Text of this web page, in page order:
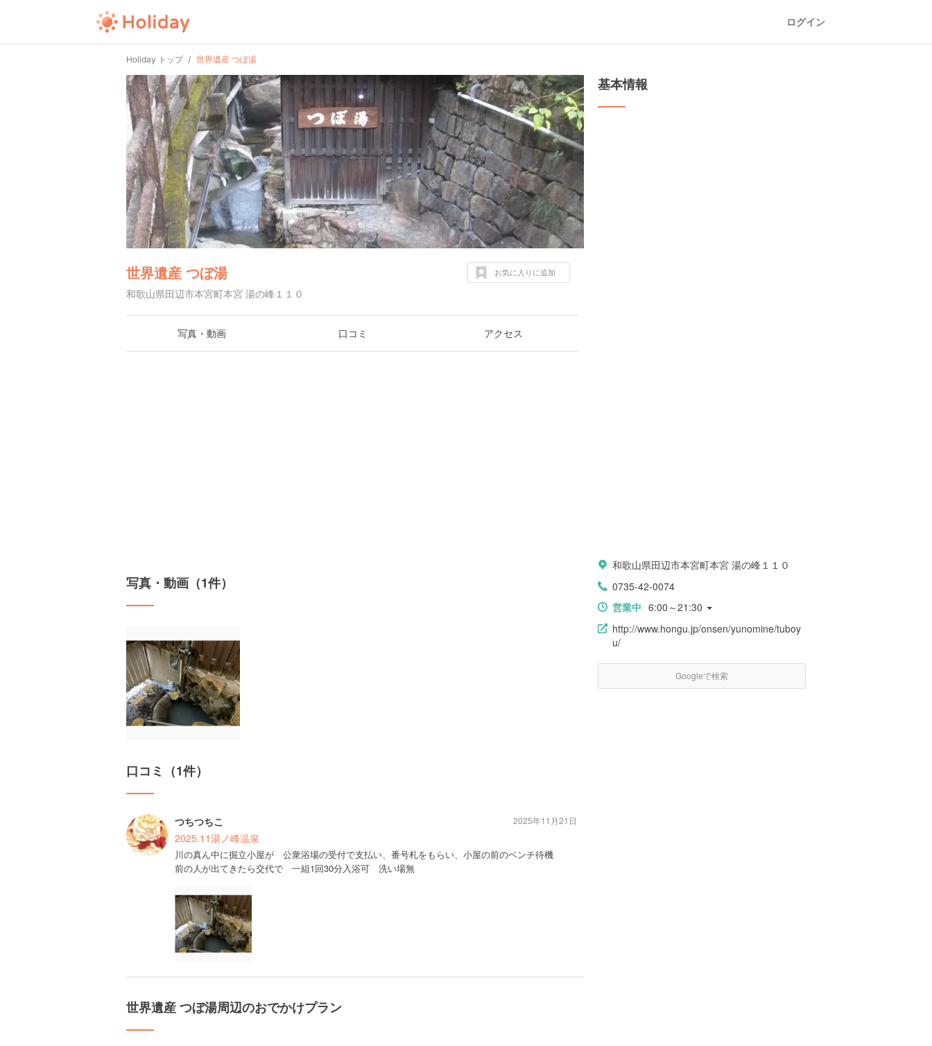
ログイン
Holiday トップ 世界遺産 つぼ湯
世界遺産 つぼ湯
和歌山県田辺市本宮町本宮 湯の峰１１０
お気に入りに追加
写真・動画 口コミ アクセス
写真・動画（1件）
口コミ（1件）
つちつちこ
2025.11湯ノ峰温泉
川の真ん中に掘立小屋が 公衆浴場の受付で支払い、番号札をもらい、小屋の前のベンチ待機
前の人が出てきたら交代で 一組1回30分入浴可 洗い場無
2025年11月21日
世界遺産 つぼ湯周辺のおでかけプラン
基本情報
和歌山県田辺市本宮町本宮 湯の峰１１０
0735-42-0074
営業中 6:00～21:30
http://www.hongu.jp/onsen/yunomine/tuboy
u/
Googleで検索